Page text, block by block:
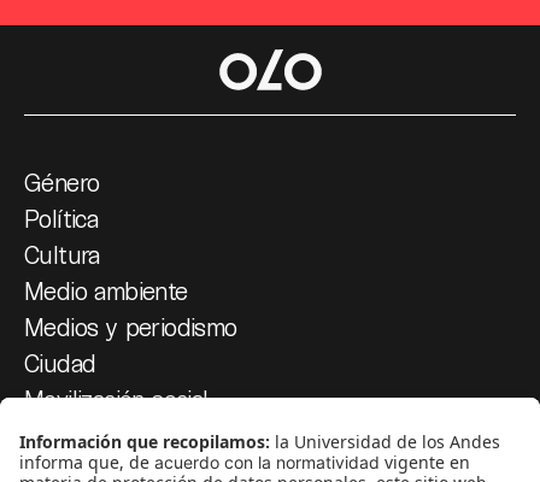
Género
Política
Cultura
Medio ambiente
Medios y periodismo
Ciudad
Movilización social